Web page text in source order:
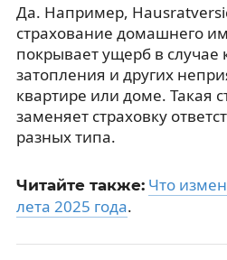
Да. Например,
страхование домашнего
покрывает ущерб в
затопления и других
квартире или доме. Такая
заменяет страховку
разных типа.
Читайте также: Что
лета 2025 года.